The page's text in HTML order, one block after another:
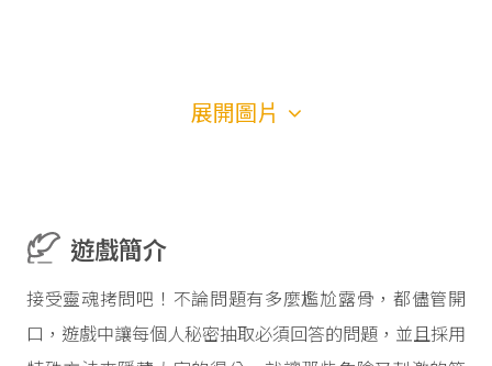
展開圖片
遊戲簡介
接受靈魂拷問吧！不論問題有多麼尷尬露骨，都儘管開
口，遊戲中讓每個人秘密抽取必須回答的問題，並且採用